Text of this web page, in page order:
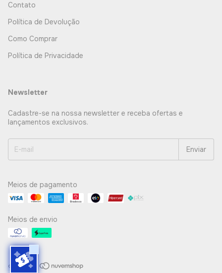
Contato
Política de Devolução
Como Comprar
Política de Privacidade
Newsletter
Cadastre-se na nossa newsletter e receba ofertas e
lançamentos exclusivos.
Meios de pagamento
Meios de envio